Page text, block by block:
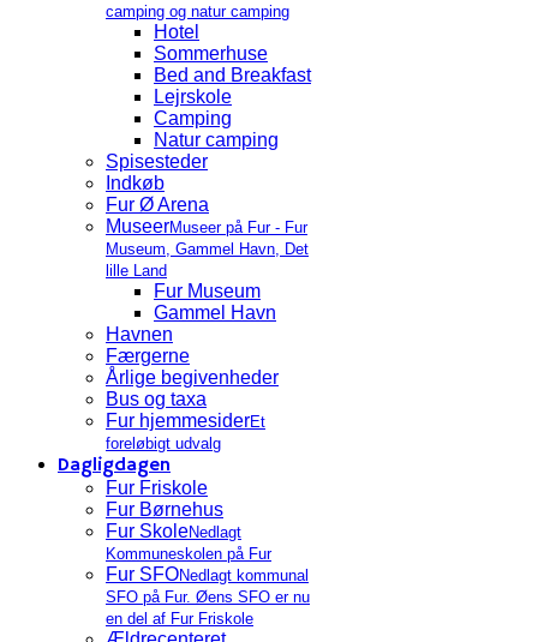
camping og natur camping
Hotel
Sommerhuse
Bed and Breakfast
Lejrskole
Camping
Natur camping
Spisesteder
Indkøb
Fur Ø Arena
MuseerMuseer på Fur - Fur
Museum, Gammel Havn, Det
lille Land
Fur Museum
Gammel Havn
Havnen
Færgerne
Årlige begivenheder
Bus og taxa
Fur hjemmesiderEt
foreløbigt udvalg
Dagligdagen
Fur Friskole
Fur Børnehus
Fur SkoleNedlagt
Kommuneskolen på Fur
Fur SFONedlagt kommunal
SFO på Fur. Øens SFO er nu
en del af Fur Friskole